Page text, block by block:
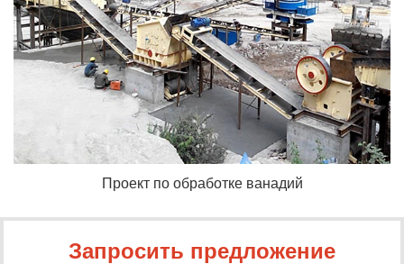
Проект по обработке ванадий
Запросить предложение